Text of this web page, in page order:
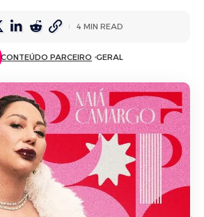
CONTEÚDO PARCEIRO GERAL
4 MIN READ